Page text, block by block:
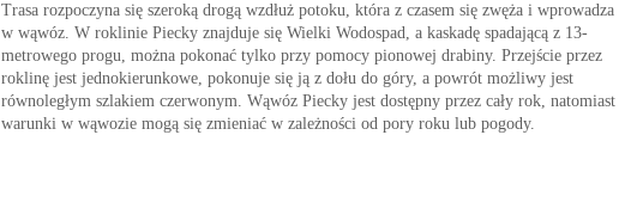
Trasa rozpoczyna się szeroką drogą wzdłuż potoku, która z czasem się zwęża i wprowadza
w wąwóz. W roklinie Piecky znajduje się Wielki Wodospad, a kaskadę spadającą z 13-
metrowego progu, można pokonać tylko przy pomocy pionowej drabiny. Przejście przez
roklinę jest jednokierunkowe, pokonuje się ją z dołu do góry, a powrót możliwy jest
równoległym szlakiem czerwonym. Wąwóz Piecky jest dostępny przez cały rok, natomiast
warunki w wąwozie mogą się zmieniać w zależności od pory roku lub pogody.